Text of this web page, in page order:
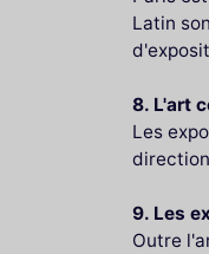
Latin
8. L'art
Les
9. Les
Outre